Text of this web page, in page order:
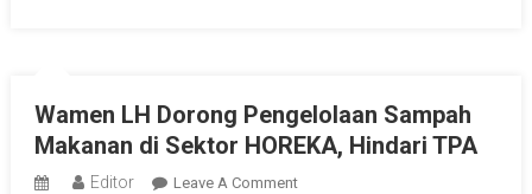
Wamen LH Dorong Pengelolaan Sampah
Makanan di Sektor HOREKA, Hindari TPA
Editor Leave A CommentOn